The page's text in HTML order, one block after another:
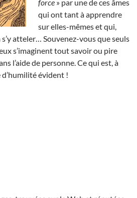
force » par une de ces âmes
qui ont tant à apprendre
sur elles-mêmes et qui,
atteler… Souvenez-vous que seuls
s’imaginent tout savoir ou pire
l’aide de personne. Ce qui est, à
d’humilité évident !